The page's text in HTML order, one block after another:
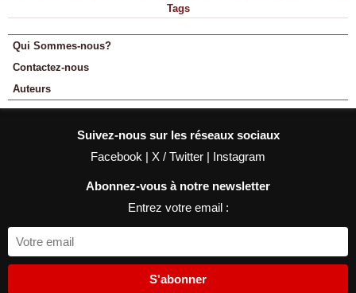
Tags
Qui Sommes-nous?
Contactez-nous
Auteurs
Suivez-nous sur les réseaux sociaux
Facebook | X / Twitter | Instagram
Abonnez-vous à notre newsletter
Entrez votre email :
S'abonner